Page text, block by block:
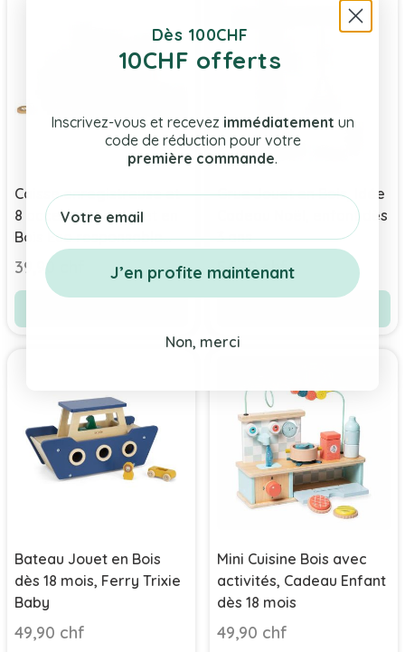
Caisse enregistreuse et
8 accessoires, Jouet en
Bois Eco responsable
Trixie Baby, Top idée
Cadeau Noël 3 ans
39,90 chf
Grue Jouet en Bois, Idée
Cadeau Noël, enfant dès
3 ans
54,90 chf
Bateau Jouet en Bois
dès 18 mois, Ferry Trixie
Baby
49,90 chf
Mini Cuisine Bois avec
activités, Cadeau Enfant
dès 18 mois
49,90 chf
Dès 100CHF
10CHF offerts
Inscrivez-vous et recevez immédiatement un
code de réduction pour votre
première commande.
Email
J’en profite maintenant
Non, merci